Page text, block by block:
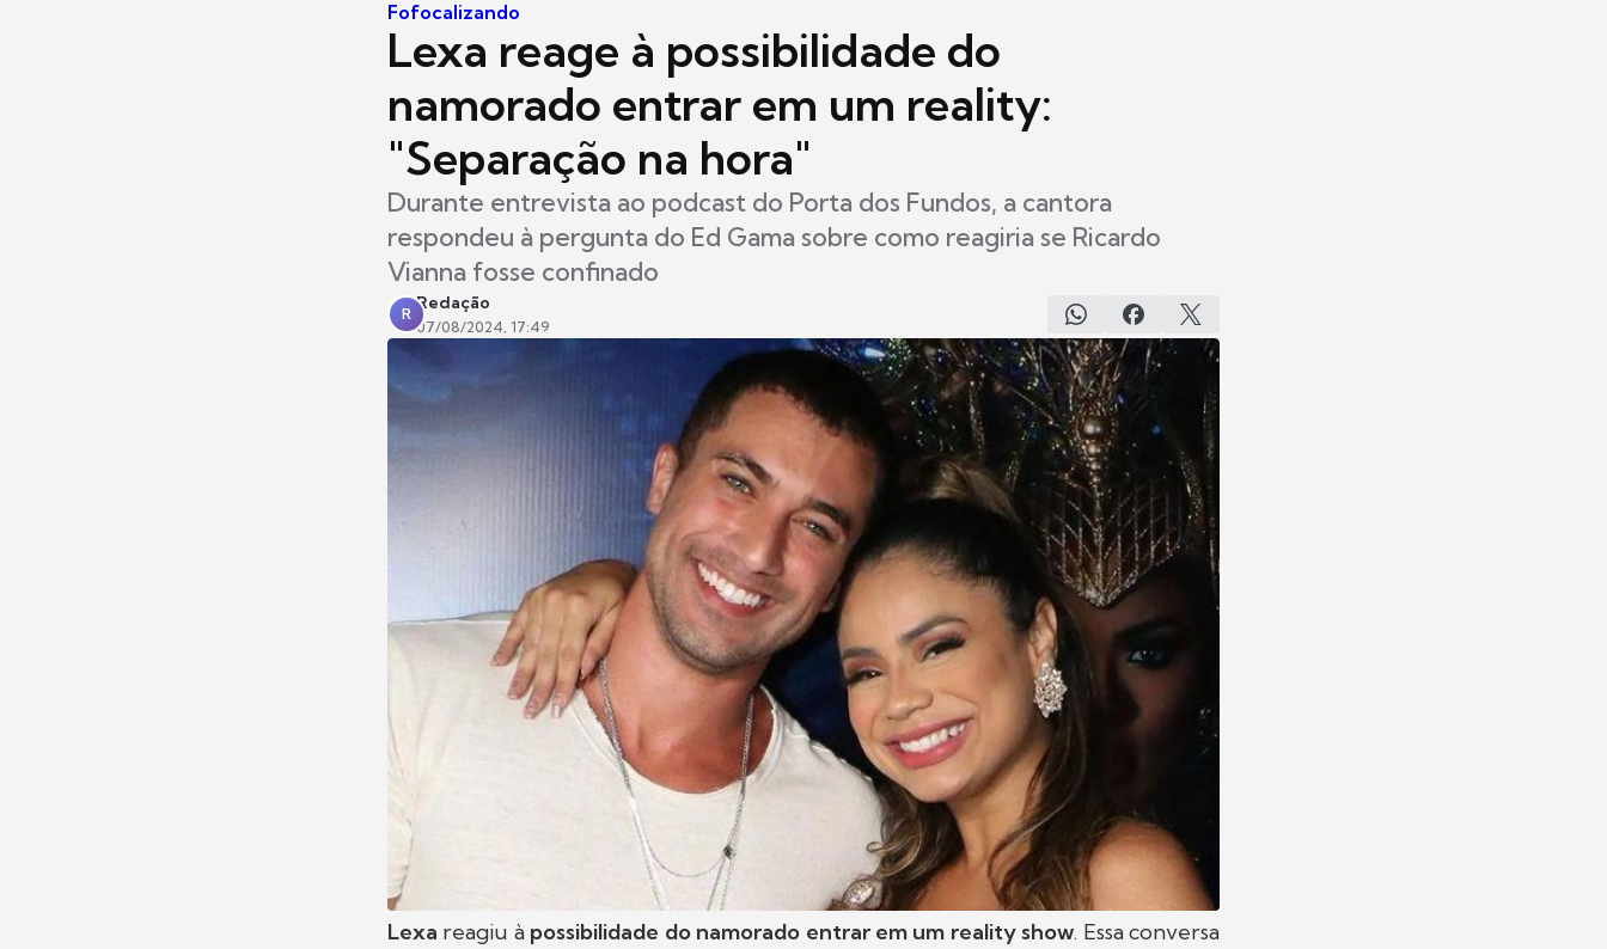
Fofocalizando
Lexa reage à possibilidade do
namorado entrar em um reality:
"Separação na hora"
Durante entrevista ao podcast do Porta dos Fundos, a cantora
respondeu à pergunta do Ed Gama sobre como reagiria se Ricardo
Vianna fosse confinado
R
Redação
07/08/2024, 17:49
Lexa reagiu à possibilidade do namorado entrar em um reality show. Essa conversa